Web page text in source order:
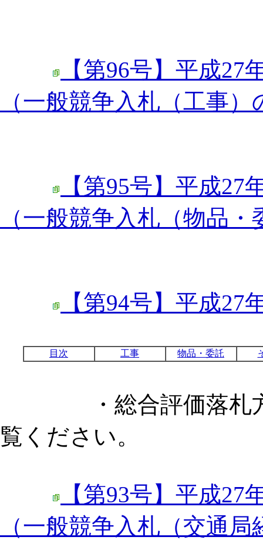
【第96号】平成
（一般競争入札（工事）
【第95号】平成
（一般競争入札（物品
【第94号】平成
目次 工事 物品・委託
・総合評価落札方
覧ください。
【第93号】平成
（一般競争入札（交通